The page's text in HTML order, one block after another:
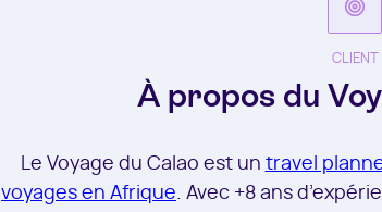
CLIENT
À propos du
Le Voyage du Calao est un travel
voyages en Afrique. Avec +8 ans